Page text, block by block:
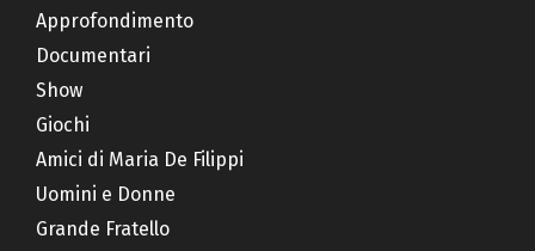
Approfondimento
Documentari
Show
Giochi
Amici di Maria De Filippi
Uomini e Donne
Grande Fratello